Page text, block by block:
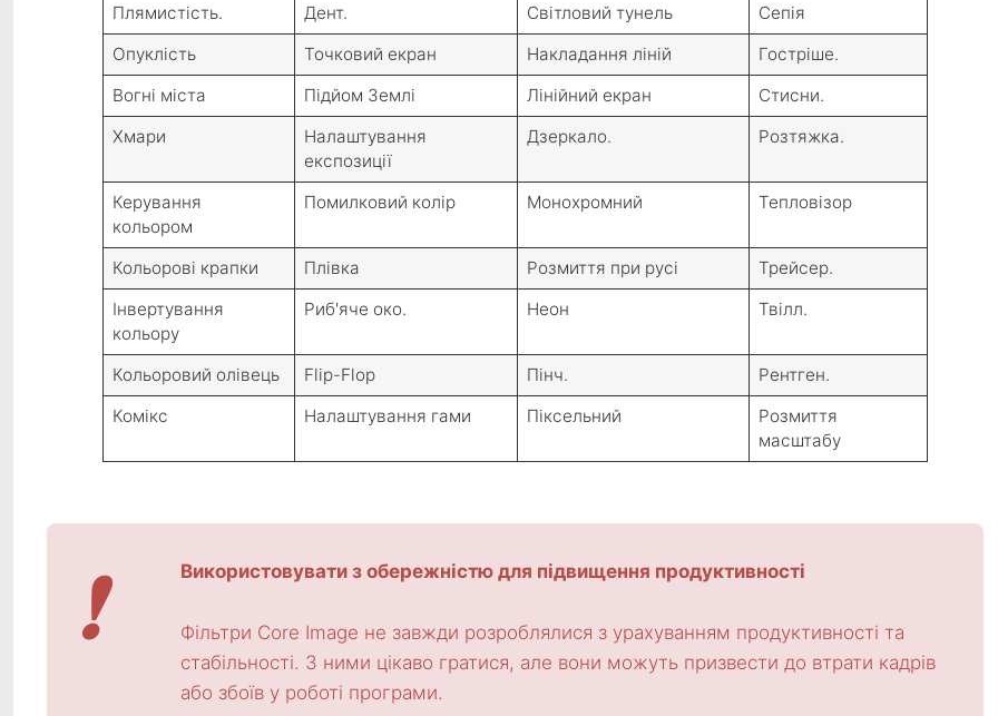
Плямистість.
Дент. Світловий тунель
Сепія
Опуклість
Точковий екран Накладання ліній
Гостріше.
Вогні міста
Підйом Землі Лінійний екран
Стисни.
Хмари
Налаштування
експозиції
Дзеркало. Розтяжка.
Керування
кольором
Помилковий колір Монохромний Тепловізор
Кольорові крапки Плівка Розмиття при русі
Трейсер.
Інвертування
кольору
Риб'яче око. Неон Твілл.
Кольоровий олівець Flip-Flop Пінч.
Рентген.
Комікс
Налаштування гами Піксельний
Розмиття
масштабу
❗ Використовувати з обережністю для підвищення продуктивності
Фільтри Core Image не завжди розроблялися з урахуванням продуктивності та
стабільності. З ними цікаво гратися, але вони можуть призвести до втрати кадрів
або збоїв у роботі програми.